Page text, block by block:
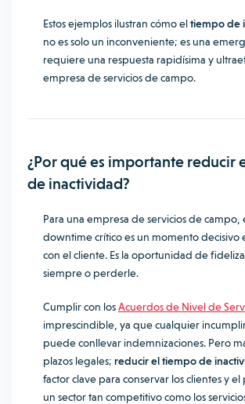
Estos ejemplos ilustran cómo eltiempo de
no es solo un inconveniente; es una
requiere una respuesta rapidísima y
empresa de servicios de campo.
¿Por qué es importante reducir
de inactividad?
Para una empresa de servicios de campo,
downtime crítico es un momento decisivo
con el cliente. Es la oportunidad de
siempre o perderle.
Cumplir con losAcuerdos de Nivel de
imprescindible, ya que cualquier
puede conllevar indemnizaciones. Pero
plazos legales; reducir el tiempo de
factor clave para conservar los clientes y
un sector tan competitivo como los